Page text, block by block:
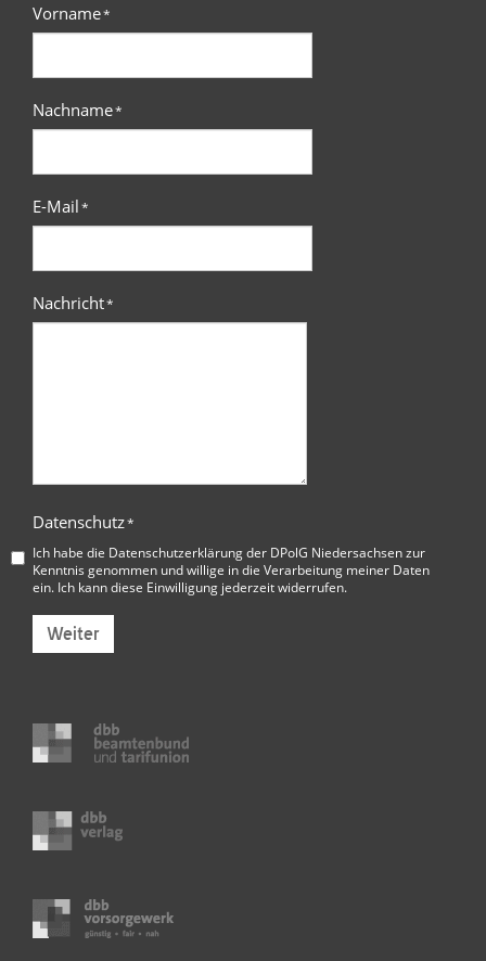
Vorname*
Nachname*
E-Mail*
Nachricht*
Datenschutz*
Ich habe die Datenschutzerklärung der DPolG Niedersachsenzur
Kenntnis genommen und willige in die Verarbeitung meiner Daten
ein. Ich kann diese Einwilligung jederzeit widerrufen.
Weiter